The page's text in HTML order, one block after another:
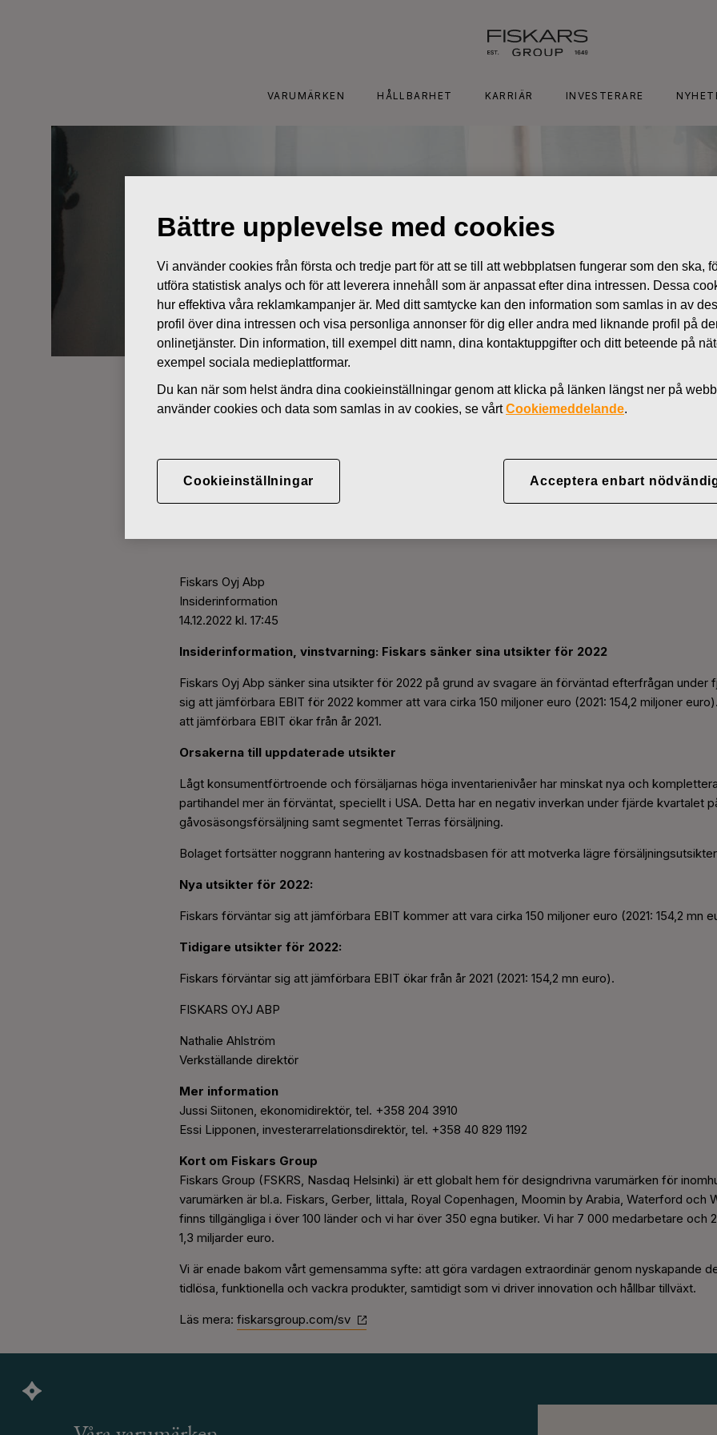
VARUMÄRKEN HÅLLBARHET KARRIÄR INVESTERARE
BÖRSMEDDELANDEN
DECEMBER 14, 2022
Insiderinformation, vinstvarning:
Fiskars Oyj Abp
Insiderinformation
14.12.2022 kl. 17:45
Insiderinformation, vinstvarning: Fiskars sänker sina utsikter för 2022
Fiskars Oyj Abp sänker sina utsikter för 2022 på grund av svagare än förväntad efterfrågan
sig att jämförbara EBIT för 2022 kommer att vara cirka 150 miljoner euro (2021: 154,2 miljoner
att jämförbara EBIT ökar från år 2021.
Orsakerna till uppdaterade utsikter
Lågt konsumentförtroende och försäljarnas höga inventarienivåer har minskat nya och
partihandel mer än förväntat, speciellt i USA. Detta har en negativ inverkan under fjärde kvartalet
gåvosäsongsförsäljning samt segmentet Terras försäljning.
Bolaget fortsätter noggrann hantering av kostnadsbasen för att motverka lägre
Nya utsikter för 2022:
Fiskars förväntar sig att jämförbara EBIT kommer att vara cirka 150 miljoner euro (2021: 154,2 mn
Tidigare utsikter för 2022:
Fiskars förväntar sig att jämförbara EBIT ökar från år 2021 (2021: 154,2 mn euro).
FISKARS OYJ ABP
Nathalie Ahlström
Verkställande direktör
Mer information
Jussi Siitonen, ekonomidirektör, tel. +358 204 3910
Essi Lipponen, investerarrelationsdirektör, tel. +358 40 829 1192
Kort om Fiskars Group
Fiskars Group (FSKRS, Nasdaq Helsinki) är ett globalt hem för designdrivna varumärken för
varumärken är bl.a. Fiskars, Gerber, Iittala, Royal Copenhagen, Moomin by Arabia, Waterford och
finns tillgängliga i över 100 länder och vi har över 350 egna butiker. Vi har 7 000 medarbetare och
1,3 miljarder euro.
Vi är enade bakom vårt gemensamma syfte: att göra vardagen extraordinär genom nyskapande
tidlösa, funktionella och vackra produkter, samtidigt som vi driver innovation och hållbar tillväxt.
Läs mera: fiskarsgroup.com/sv
Bättre upplevelse med cookies
Vi använder cookies från första och tredje part för att se till att webbplatsen fungerar som den ska,
utföra statistisk analys och för att leverera innehåll som är anpassat efter dina intressen. Dessa
hur effektiva våra reklamkampanjer är. Med ditt samtycke kan den information som samlas in av
profil över dina intressen och visa personliga annonser för dig eller andra med liknande profil på
onlinetjänster. Din information, till exempel ditt namn, dina kontaktuppgifter och ditt beteende på
exempel sociala medieplattformar.
Du kan när som helst ändra dina cookieinställningar genom att klicka på länken längst ner på
använder cookies och data som samlas in av cookies, se vårtCookiemeddelande.
Cookieinställningar Acceptera enbart